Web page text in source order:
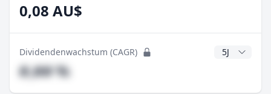
0,08 AU$
Dividendenwachstum (CAGR) CAGR Jahre
#,## %